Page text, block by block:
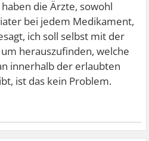
die Ärzte, sowohl
bei jedem Medikament,
ich soll selbst mit der
herauszufinden, welche
innerhalb der erlaubten
ist das kein Problem.